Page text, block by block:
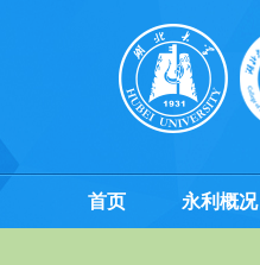
首页 永利概况